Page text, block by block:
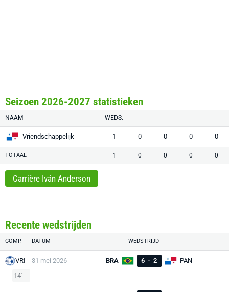
Seizoen 2026-2027 statistieken
NAAM WEDS.
Vriendschappelijk 1 0 0 0 0
TOTAAL 1 0 0 0 0
Carrière Iván Anderson
Recente wedstrijden
COMP. DATUM WEDSTRIJD
VRI 31 mei 2026 BRA 6 - 2
PAN
14'